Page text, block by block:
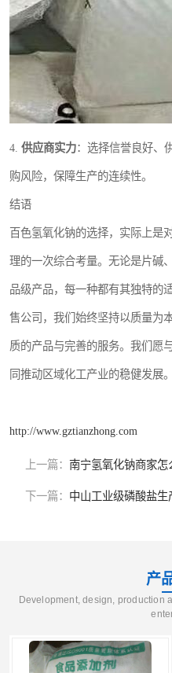
4. 供应商实力：选择信誉良好、
购风险，保障生产的连续性。
结语
百色氢氧化钠的选择，实际上是
理的一次综合考量。无论是片碱
品级产品，每一种都有其独特的
售公司，我们始终坚持以质量为
质的产品与完善的服务。我们愿
同推动区域化工产业的稳健发展。
http://www.gztianzhong.com
上一篇： 南宁氢氧化钠商家怎
下一篇： 中山工业级磷酸盐生
产
Development, design, production